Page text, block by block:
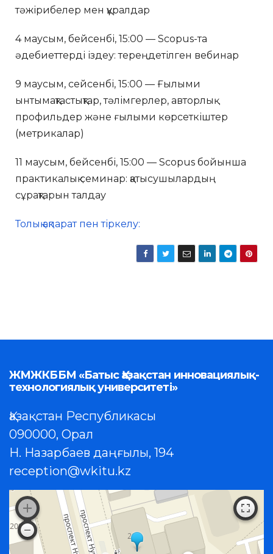
тәжірибелер мен құралдар
4 маусым, бейсенбі, 15:00 — Scopus-та
әдебиеттерді іздеу: тереңдетілген вебинар
9 маусым, сейсенбі, 15:00 — Ғылыми
ынтымақтастықтар, тәлімгерлер, авторлық
профильдер және ғылыми көрсеткіштер
(метрикалар)
11 маусым, бейсенбі, 15:00 — Scopus бойынша
практикалық семинар: қатысушылардың
сұрақтарын талдау
Толық ақпарат пен тіркелу:
ЖМЖКББМ «Батыс Қазақстан инновациялық-
технологиялық университеті»
Қазақстан Республикасы
090000, Орал
Н. Назарбаев даңғылы, 194
reception@wkitu.kz